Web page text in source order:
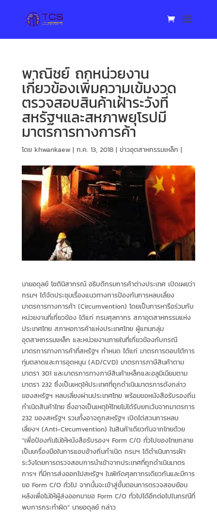
พาณิชย์ ถกหน่วยงาน
เกี่ยวข้องเพิ่มความเข้มงวด
ตรวจสอบสินค้าเฝ้าระวังที่
สหรัฐฯและสหภาพยุโรปมี
มาตรการทางการค้า
โดย khwankaew| ก.ค. 13, 2018| ข่าวอุตสาหกรรมเหล็ก |
นายอดุลย์ โชตินิสากรณ์ อธิบดีกรมการค้าต่างประเทศ เปิดเผยว่า
กรมฯ ได้จัดประชุมเรื่องแนวทางการป้องกันการหลบเลี่ยง
มาตรการทางการค้า (Circumvention) โดยเป็นการหารือร่วมกับ
หน่วยงานที่เกี่ยวข้อง ได้แก่ กรมศุลกากร สภาอุตสาหกรรมแห่ง
ประเทศไทย สภาหอการค้าแห่งประเทศไทย ผู้แทนกลุ่ม
อุตสาหกรรมเหล็ก และหน่วยงานภายในที่เกี่ยวข้องกับกรณี
มาตรการทางการค้าที่สหรัฐฯ กำหนด ได้แก่ มาตรการตอบโต้การ
ทุ่มตลาดและการอุดหนุน (AD/CVD) มาตรการภาษีสินค้าตาม
มาตรา 301 และมาตรการทางภาษีสินค้าเหล็กและอลูมิเนียมตาม
มาตรา 232 ซึ่งเป็นเหตุให้ประเทศที่ถูกดำเนินมาตรการดังกล่าว
ของสหรัฐฯ หลบเลี่ยงผ่านประเทศไทย พร้อมขอหนังสือรับรองถิ่น
กำเนิดสินค้าไทย ซึ่งอาจเป็นเหตุให้ไทยไม่ได้รับยกเว้นจากมาตรการ
232 ของสหรัฐฯ รวมทั้งอาจถูกสหรัฐฯ เปิดไต่สวนการหลบ
เลี่ยงฯ (Anti-Circumvention) ในสินค้าเดียวกันจากไทยด้วย
“เพื่อป้องกันไม่ให้หนังสือรับรองฯ Form C/O ทั่วไปของไทยกลาย
เป็นเครื่องมือในการแอบอ้างถิ่นกำเนิด กรมฯ ได้ดำเนินการเฝ้า
ระวังโดยการตรวจสอบการนำเข้าจากประเทศที่ถูกดำเนินมาตร
การฯ ที่มีการส่งออกไปสหรัฐฯ ในพิกัดศุลกากรเดียวกันและมีการ
ขอ Form C/O ทั่วไป จากนั้นจะเข้าสู่ขั้นตอนการตรวจสอบย้อน
หลังเพื่อไม่ให้ผู้ส่งออกมาขอ Form C/O ทั่วไปได้อีกต่อไปในกรณีที่
พบการกระทำผิด” นายอดุลย์ กล่าว